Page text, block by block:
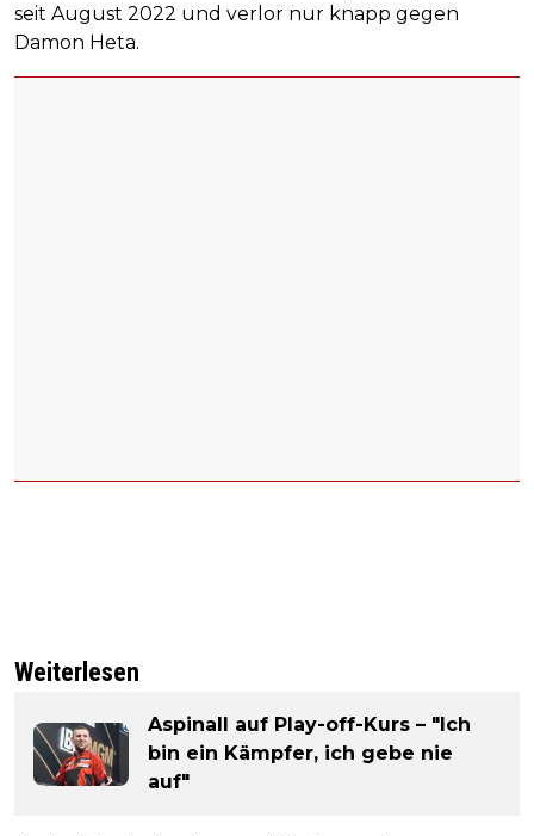
seit August 2022 und verlor nur knapp gegen
Damon Heta.
Weiterlesen
Aspinall auf Play-off-Kurs – "Ich
bin ein Kämpfer, ich gebe nie
auf"